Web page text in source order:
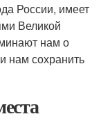
России, имеет
Великой
нам о
нам сохранить